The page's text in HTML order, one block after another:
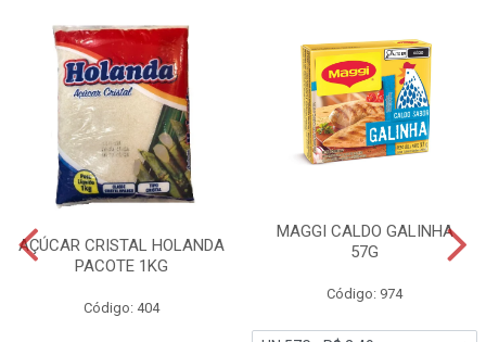
AÇÚCAR CRISTAL HOLANDA
PACOTE 1KG
Código: 404
MAGGI CALDO GALINHA
57G
Código: 974